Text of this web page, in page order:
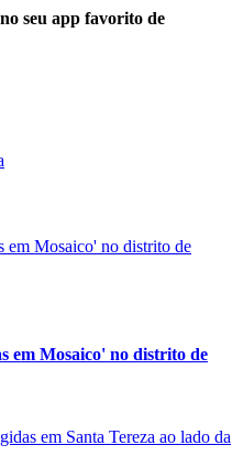
seu app favorito de
em Mosaico' no distrito de